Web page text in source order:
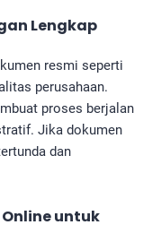
Lengkap
resmi seperti
perusahaan.
proses berjalan
Jika dokumen
dan
untuk